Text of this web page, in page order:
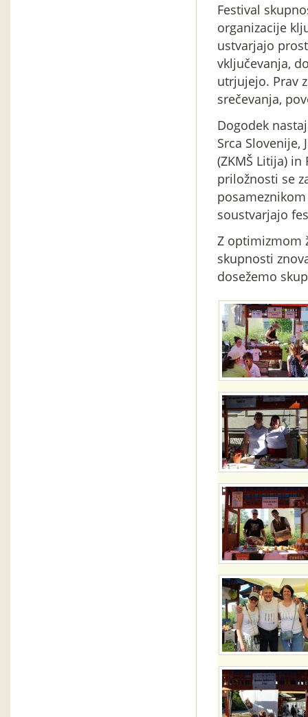
Festival
organizacije
ustvarjajo
vključevanja,
utrjujejo. Prav
srečevanja,
Dogodek
Srca
(ZKMŠ Litija)
priložnosti se
soustvarjajo
Z optimizmom
skupnosti
dosežemo